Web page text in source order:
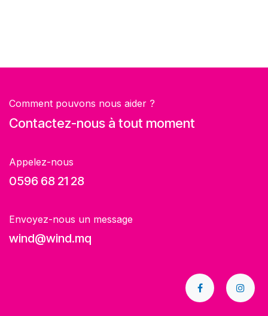
Comment pouvons nous aider ?
Contactez-nous à tout moment
Appelez-nous
0596 68 21 28
Envoyez-nous un message
wind@wind.mq